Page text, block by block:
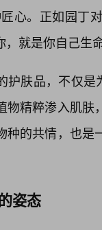
心。正如园丁
，就是你自己生
护肤品，不仅是
物精粹渗入肌
种的共情，也
姿态